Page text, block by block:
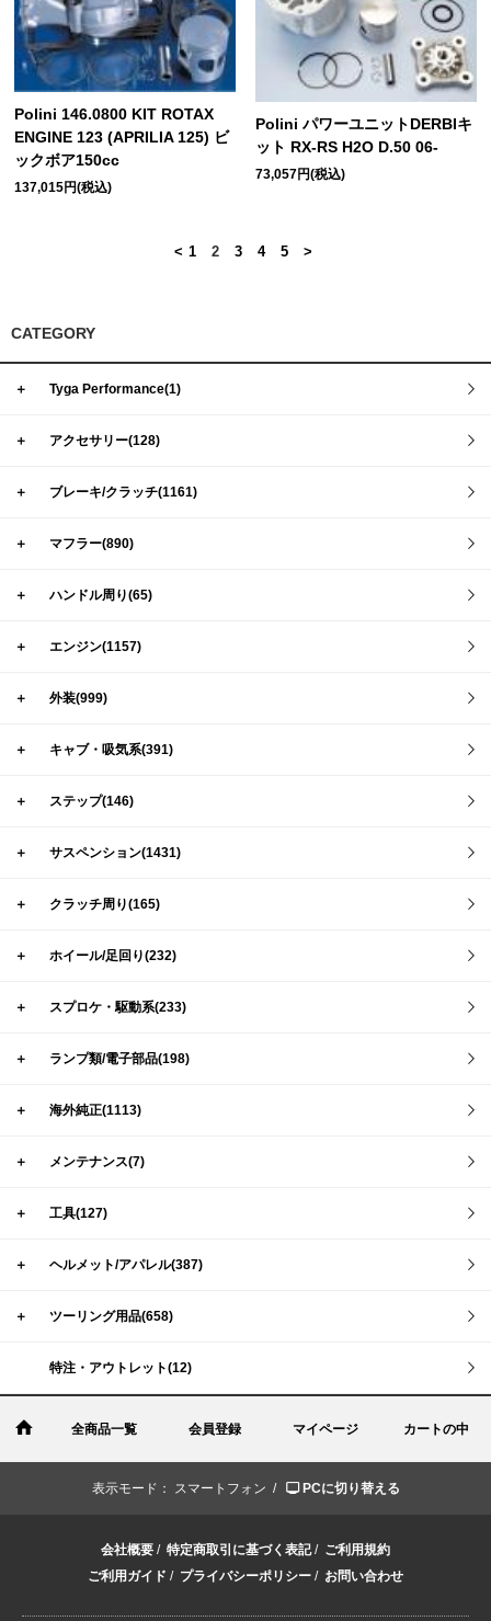
Polini 146.0800 KIT ROTAX
ENGINE 123 (APRILIA 125) ビ
ックボア150cc
137,015円(税込)
Polini パワーユニットDERBIキ
ット RX-RS H2O D.50 06-
73,057円(税込)
< 1 2 3 4 5 >
CATEGORY
＋ Tyga Performance(1)
＋ アクセサリー(128)
＋ ブレーキ/クラッチ(1161)
＋ マフラー(890)
＋ ハンドル周り(65)
＋ エンジン(1157)
＋ 外装(999)
＋ キャブ・吸気系(391)
＋ ステップ(146)
＋ サスペンション(1431)
＋ クラッチ周り(165)
＋ ホイール/足回り(232)
＋ スプロケ・駆動系(233)
＋ ランプ類/電子部品(198)
＋ 海外純正(1113)
＋ メンテナンス(7)
＋ 工具(127)
＋ ヘルメット/アパレル(387)
＋ ツーリング用品(658)
特注・アウトレット(12)
全商品一覧 会員登録 マイページ カートの中
表示モード： スマートフォン / PCに切り替える
会社概要 / 特定商取引に基づく表記/ ご利用規約
ご利用ガイド / プライバシーポリシー / お問い合わせ